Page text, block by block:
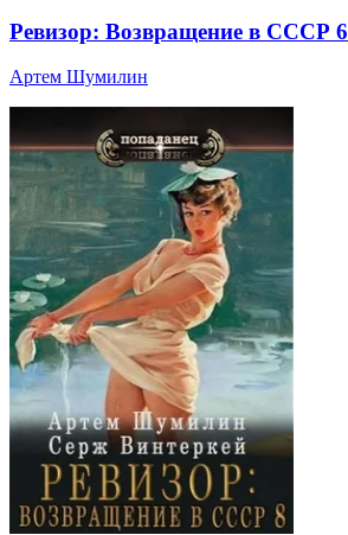
Ревизор: Возвращение в СССР 6
Артем Шумилин